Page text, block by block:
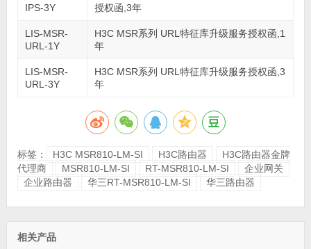
IPS-3Y
授权函,3年
LIS-MSR-
URL-1Y
H3C MSR系列 URL特征库升级服务授权函,1
年
LIS-MSR-
URL-3Y
H3C MSR系列 URL特征库升级服务授权函,3
年
标签： H3C MSR810-LM-SI H3C路由器
H3C路由器金牌
代理商
MSR810-LM-SI RT-MSR810-LM-SI
企业网关
企业路由器
华三RT-MSR810-LM-SI 华三路由器
相关产品